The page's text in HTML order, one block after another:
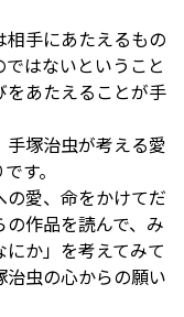
手にあたえるもの
はないということ
あたえることが手
塚治虫が考える愛
す。
愛、命をかけてだ
作品を読んで、み
か」を考えてみて
治虫の心からの願い